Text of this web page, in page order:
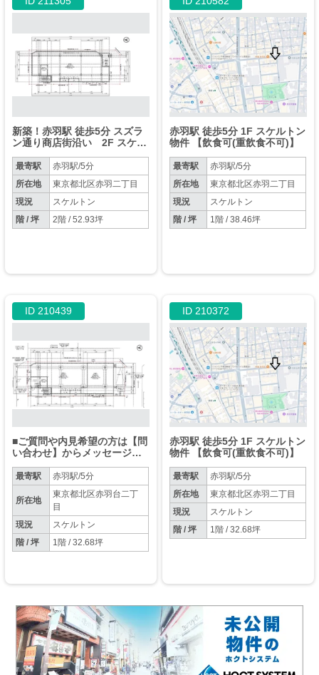
新築！赤羽駅 徒歩5分 スズラ
ン通り商店街沿い 2F スケル
もあり
最寄駅
赤羽駅/5分
所在地
東京都北区赤羽二丁目
現況
スケルトン
階 / 坪
2階 / 52.93坪
赤羽駅 徒歩5分 1F スケルトン
物件 【飲食可(重飲食不可)】
最寄駅
赤羽駅/5分
所在地
東京都北区赤羽二丁目
現況
スケルトン
階 / 坪
1階 / 38.46坪
ID 210439
■ご質問や内見希望の方は【問
い合わせ】からメッセージを
控えください。
最寄駅 赤羽駅/5分
所在地
東京都北区赤羽台二丁
目
現況
スケルトン
階 / 坪
1階 / 32.68坪
ID 210372
赤羽駅 徒歩5分 1F スケルトン
物件 【飲食可(重飲食不可)】
最寄駅
赤羽駅/5分
所在地
東京都北区赤羽二丁目
現況
スケルトン
階 / 坪
1階 / 32.68坪